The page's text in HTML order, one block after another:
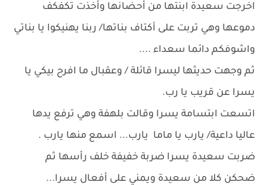
اخرجت سعيدة ابنتها من أحضانها وأخذت تكفكف
دموعها وهي تربت على أكتاف بناتها/ ربنا يهنيكوا يا بناتي
واشوفكم دائما سعداء ....
ثم وجهت حديثها ليسرا قائلة / وعقبال ما افرح بيكي يا
يسرا عن قريب يا رب.
اتسعت ابتسامة يسرا وقالت بلهفة وهي ترفع يدها
عاليا داعية/ يارب يا ماما يارب... اسمع منها يارب .
ضربت سعيدة يسرا ضربة خفيفة خلف رأسها ثم
ضحكن كلا من سعيدة ويمني على أفعال يسرا...